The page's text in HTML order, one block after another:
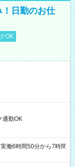
日勤のお仕
OK
勤OK